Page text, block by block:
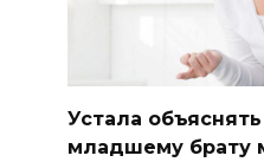
Устала
младшему брату